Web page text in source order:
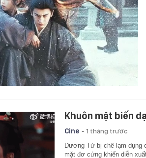
Khuôn mặt biến
Cine - 1 tháng trước
Dương Tử bị chê lạm dụng
mặt đơ cứng khiến diễn